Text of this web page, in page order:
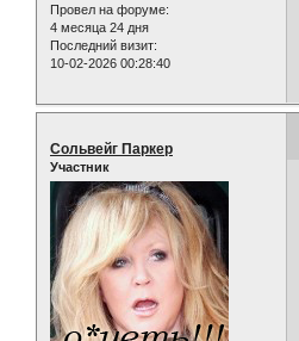
Провел на форуме:
4 месяца 24 дня
Последний визит:
10-02-2026 00:28:40
Сольвейг Паркер
Участник